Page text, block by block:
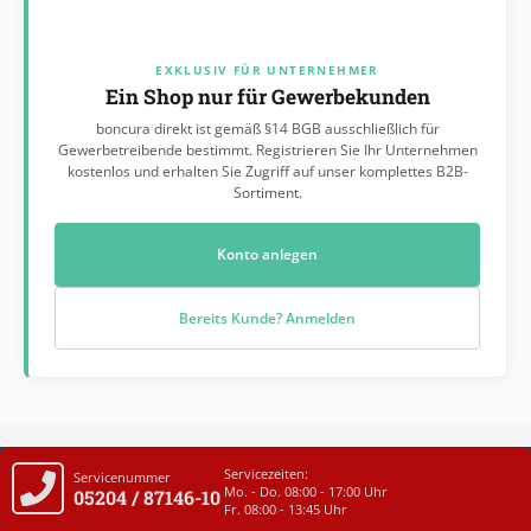
EXKLUSIV FÜR UNTERNEHMER
Ein Shop nur für Gewerbekunden
boncura direkt ist gemäß §14 BGB ausschließlich für
Gewerbetreibende bestimmt. Registrieren Sie Ihr Unternehmen
kostenlos und erhalten Sie Zugriff auf unser komplettes B2B-
Sortiment.
Konto anlegen
Bereits Kunde? Anmelden
Servicenummer
05204 / 87146-10
Servicezeiten:
Mo. - Do. 08:00 - 17:00 Uhr
Fr. 08:00 - 13:45 Uhr